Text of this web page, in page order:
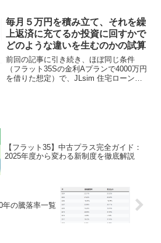
多くの経済変動が絡み合い、日々家計へ
の負担は大きくな...
毎月５万円を積み立て、それを繰
上返済に充てるか投資に回すかで
どのような違いを生むのかの試算
前回の記事に引き続き、ほぼ同じ条件
（フラット35Sの金利Aプランで4000万円
を借りた想定）で、JLsim 住宅ローン＆
【フラット35】中古プラス完全ガイド：
2025年度から変わる新制度を徹底解説
年の騰落率一覧